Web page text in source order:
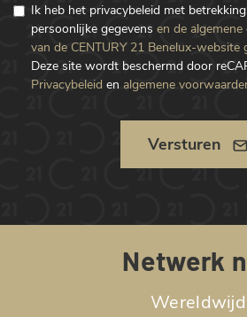
Ik heb het privacybeleid met
persoonlijke gegevens en de
van de CENTURY 21 Benelux-website
Deze site wordt beschermd door
Privacybeleid en algemene
Versturen
Netwerk
Wereldwijd